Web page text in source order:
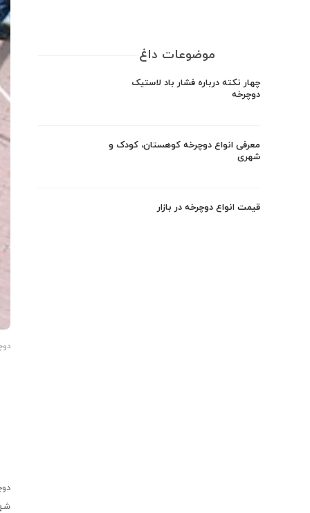
موضوعات داغ
چهار نکته درباره فشار باد لاستیک
دوچرخه
معرفی انواع دوچرخه کوهستان، کودک و
شهری
قیمت انواع دوچرخه در بازار